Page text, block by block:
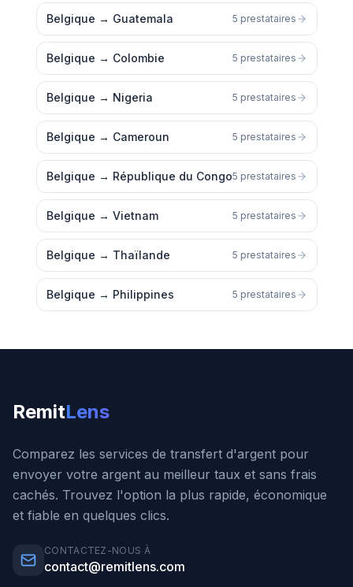
Belgique → Guatemala 5 prestataires
Belgique → Colombie 5 prestataires
Belgique → Nigeria 5 prestataires
Belgique → Cameroun 5 prestataires
Belgique → République du Congo5 prestataires
Belgique → Vietnam 5 prestataires
Belgique → Thaïlande 5 prestataires
Belgique → Philippines 5 prestataires
RemitLens
Comparez les services de transfert d'argent pour
envoyer votre argent au meilleur taux et sans frais
cachés. Trouvez l'option la plus rapide, économique
et fiable en quelques clics.
CONTACTEZ-NOUS À
contact@remitlens.com